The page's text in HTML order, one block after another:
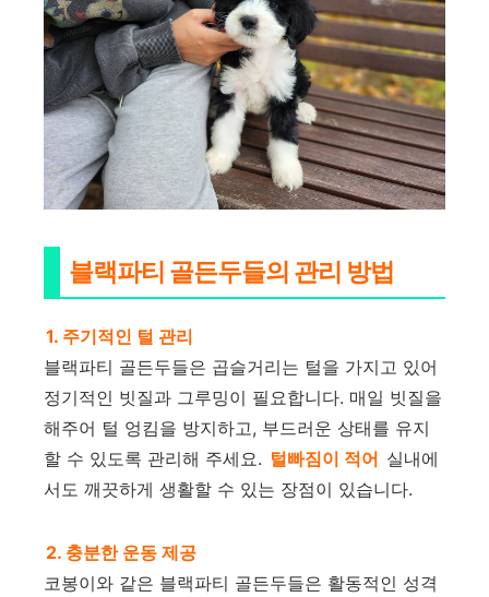
블랙파티 골든두들의 관리 방법
1. 주기적인 털 관리
블랙파티 골든두들은 곱슬거리는 털을 가지고 있어
정기적인 빗질과 그루밍이 필요합니다. 매일 빗질을
해주어 털 엉킴을 방지하고, 부드러운 상태를 유지
할 수 있도록 관리해 주세요. 털빠짐이 적어 실내에
서도 깨끗하게 생활할 수 있는 장점이 있습니다.
2. 충분한 운동 제공
코봉이와 같은 블랙파티 골든두들은 활동적인 성격